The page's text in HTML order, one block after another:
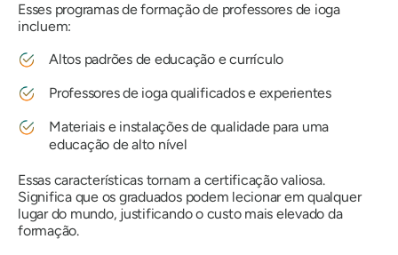
Esses programas de formação de professores de ioga
incluem:
Altos padrões de educação e currículo
Professores de ioga qualificados e experientes
Materiais e instalações de qualidade para uma
educação de alto nível
Essas características tornam a certificação valiosa.
Significa que os graduados podem lecionar em qualquer
lugar do mundo, justificando o custo mais elevado da
formação.